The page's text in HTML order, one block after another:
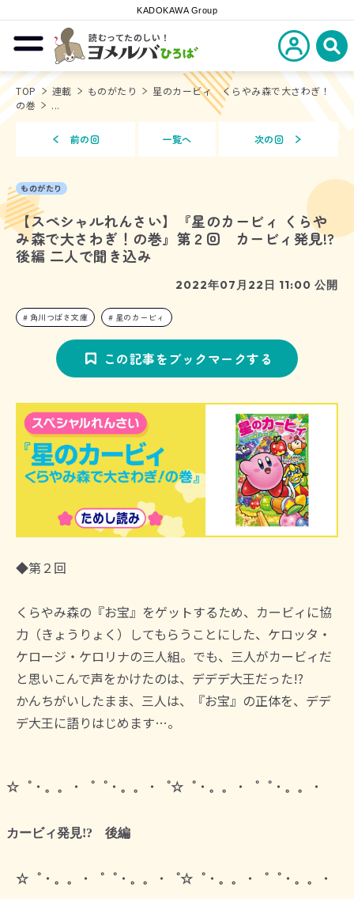
KADOKAWA Group
メニューを開閉する
読むってたのしい！
ヨメルバひろば
新規会員登
検
TOP 連載 ものがたり
星のカービィ くらやみ森で大さわぎ！
の巻
...
前の回 一覧へ 次の回
ものがたり
【スペシャルれんさい】『星のカービィ くらや
み森で大さわぎ！の巻』第２回 カービィ発見!?
後編 二人で聞き込み
2022年07月22日 11:00 公開
角川つばさ文庫 星のカービィ
この記事をブックマークする
◆第２回
くらやみ森の『お宝』をゲットするため、カービィに協
力（きょうりょく）してもらうことにした、ケロッタ・
ケロージ・ケロリナの三人組。でも、三人がカービィだ
と思いこんで声をかけたのは、デデデ大王だった!?
かんちがいしたまま、三人は、『お宝』の正体を、デデ
デ大王に語りはじめます…。
☆゜・。。・゜゜・。。・゜☆゜・。。・゜゜・。。・
カービィ発見!? 後編
☆゜・。。・゜゜・。。・゜☆゜・。。・゜゜・。。・